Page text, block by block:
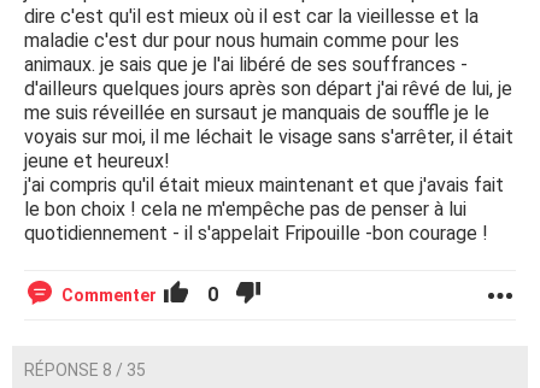
dire c'est qu'il est mieux où il est car la vieillesse et la
maladie c'est dur pour nous humain comme pour les
animaux. je sais que je l'ai libéré de ses souffrances -
d'ailleurs quelques jours après son départ j'ai rêvé de lui, je
me suis réveillée en sursaut je manquais de souffle je le
voyais sur moi, il me léchait le visage sans s'arrêter, il était
jeune et heureux!
j'ai compris qu'il était mieux maintenant et que j'avais fait
le bon choix ! cela ne m'empêche pas de penser à lui
quotidiennement - il s'appelait Fripouille -bon courage !
Commenter 0
RÉPONSE 8 / 35